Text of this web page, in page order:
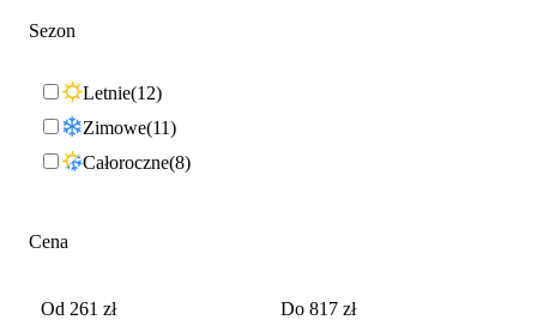
Sezon
Letnie 12
Zimowe 11
Całoroczne 8
Cena